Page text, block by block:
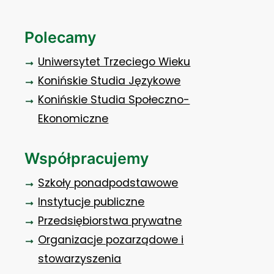
Polecamy
Uniwersytet Trzeciego Wieku
Konińskie Studia Językowe
Konińskie Studia Społeczno-
Ekonomiczne
Współpracujemy
Szkoły ponadpodstawowe
Instytucje publiczne
Przedsiębiorstwa prywatne
Organizacje pozarządowe i
stowarzyszenia